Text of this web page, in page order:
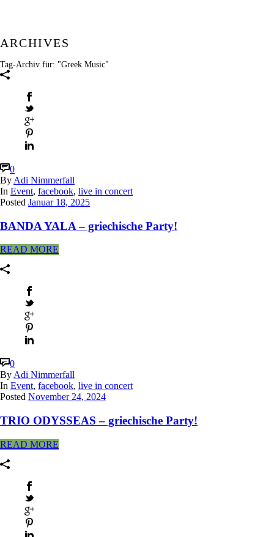
ARCHIVES
Tag-Archiv für: "Greek Music"
0
By Adi Nimmerfall
In Event, facebook, live in concert
Posted Januar 18, 2025
BANDA YALA – griechische Party!
READ MORE
0
ByAdi Nimmerfall
In Event, facebook, live in concert
Posted November 24, 2024
TRIO ODYSSEAS – griechische Party!
READ MORE